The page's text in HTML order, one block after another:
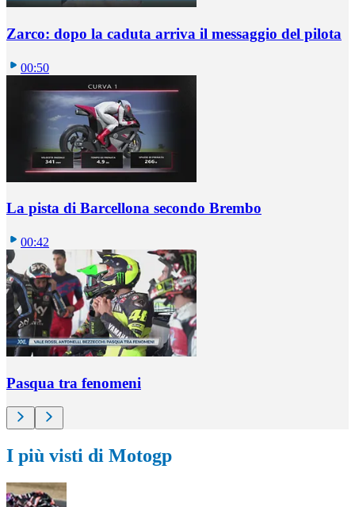
Zarco: dopo la caduta arriva il messaggio del pilota
00:50
La pista di Barcellona secondo Brembo
00:42
Pasqua tra fenomeni
I più visti di Motogp